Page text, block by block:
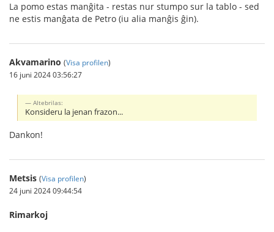
La pomo estas manĝita - restas nur stumpo sur la tablo - sed
ne estis manĝata de Petro (iu alia manĝis ĝin).
Akvamarino (Visa profilen)
16 juni 2024 03:56:27
Altebrilas:
Konsideru la jenan frazon...
Dankon!
Metsis (Visa profilen)
24 juni 2024 09:44:54
Rimarkoj